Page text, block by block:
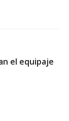
el equipaje